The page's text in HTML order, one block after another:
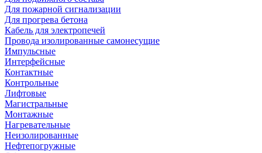
Для пожарной сигнализации
Для прогрева бетона
Кабель для электропечей
Провода изолированные самонесущие
Импульсные
Интерфейсные
Контактные
Контрольные
Лифтовые
Магистральные
Монтажные
Нагревательные
Неизолированные
Нефтепогружные